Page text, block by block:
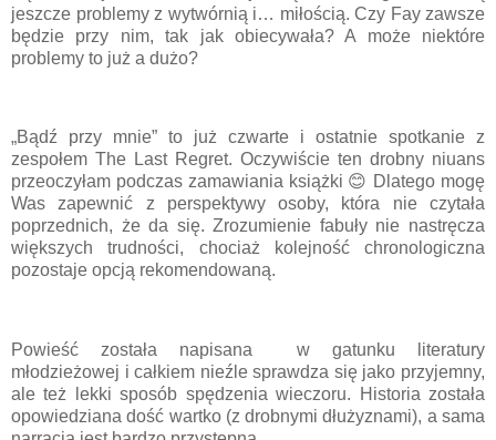
jeszcze problemy z wytwórnią i… miłością. Czy Fay zawsze
będzie przy nim, tak jak obiecywała? A może niektóre
problemy to już a dużo?
„Bądź przy mnie” to już czwarte i ostatnie spotkanie z
zespołem The Last Regret. Oczywiście ten drobny niuans
przeoczyłam podczas zamawiania książki 😊 Dlatego mogę
Was zapewnić z perspektywy osoby, która nie czytała
poprzednich, że da się. Zrozumienie fabuły nie nastręcza
większych trudności, chociaż kolejność chronologiczna
pozostaje opcją rekomendowaną.
Powieść została napisana w gatunku literatury
młodzieżowej i całkiem nieźle sprawdza się jako przyjemny,
ale też lekki sposób spędzenia wieczoru. Historia została
opowiedziana dość wartko (z drobnymi dłużyznami), a sama